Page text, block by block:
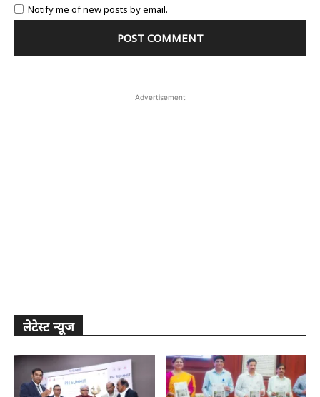
Notify me of new posts by email.
Advertisement
लेटेस्ट न्यूज